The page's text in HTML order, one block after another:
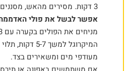
3 דקות. מסירים מהאש, מסננים ומשאירים בצד להתקרר.
אפשר לבשל את פולי
המיקרוגל למשך
מעודפי מים ומשאירים בצד.